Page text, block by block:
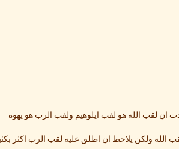
لقب الله هو لقب ايلوهيم ولقب الرب هو يهوه
الله ولكن يلاحظ ان اطلق عليه لقب الرب اكثر